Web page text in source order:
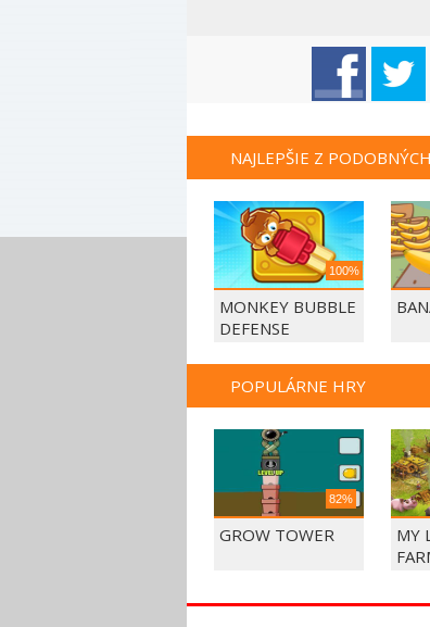
NAJLEPŠIE Z
100%
MONKEY BUBBLE
DEFENSE
POPULÁRNE HRY
82%
GROW TOWER
MY